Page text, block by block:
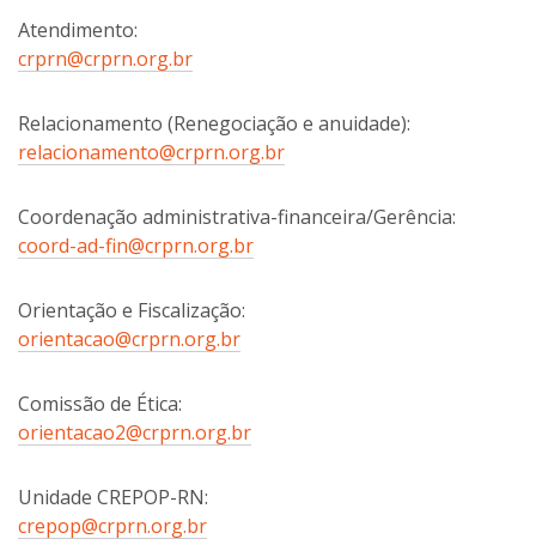
Atendimento:
crprn@crprn.org.br
Relacionamento (Renegociação e anuidade):
relacionamento@crprn.org.br
Coordenação administrativa-financeira/Gerência:
coord-ad-fin@crprn.org.br
Orientação e Fiscalização:
orientacao@crprn.org.br
Comissão de Ética:
orientacao2@crprn.org.br
Unidade CREPOP-RN:
crepop@crprn.org.br